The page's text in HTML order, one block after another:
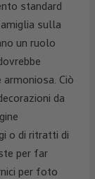
standard
sulla
un ruolo
Ciò
da
o di ritratti di
per far
per foto